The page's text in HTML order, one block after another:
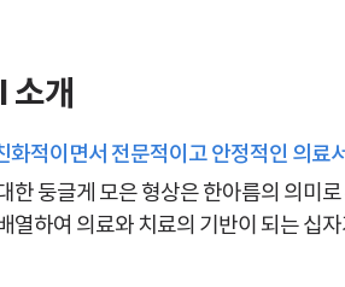
소개
화적이면서 전문적이고 안정적인 의료
한 둥글게 모은 형상은 한아름의 의미
열하여 의료와 치료의 기반이 되는 십